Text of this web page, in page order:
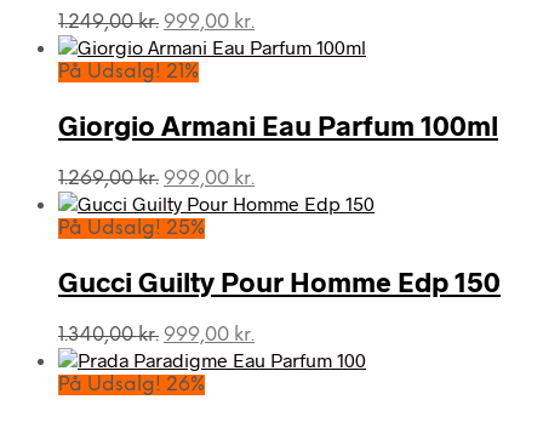
1.249,00kr. Den
oprindelige
pris
1.249,00 kr..
999,00 kr.
aktuelle
999,00 kr..
På Udsalg! 21%
Giorgio Armani Eau Parfum 100ml
1.269,00kr. Den
oprindelige
pris
1.269,00 kr..
999,00 kr.
aktuelle
999,00 kr..
På Udsalg! 25%
Gucci Guilty Pour Homme Edp 150
1.340,00kr. Den
oprindelige
pris
999,00 kr.
aktuelle
På Udsalg! 26%